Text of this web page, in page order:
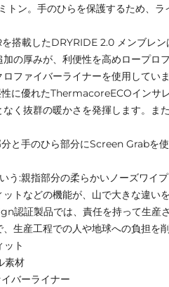
ン。手のひらを保護するため、ラ
搭載したDRYRIDE 2.0 メンブレン
の厚みが、利便性を高めロープロ
ファイバーライナーを使用していま
に優れたThermacoreECOインサ
く抜群の暖かさを発揮します。ま
と手のひら部分にScreen Grabを
う:親指部分の柔らかいノーズワイ
トなどの機能が、山で大きな違い
認証製品では、責任を持って生産
生産工程での人や地球への負担を削
ット
素材
バーライナー